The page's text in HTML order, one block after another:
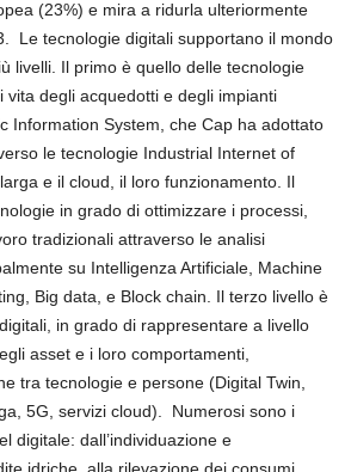
(23%) e mira a ridurla ulteriormente
Le tecnologie digitali supportano il mondo
livelli. Il primo è quello delle tecnologie
vita degli acquedotti e degli impianti
Information System, che Cap ha adottato
le tecnologie Industrial Internet of
e il cloud, il loro funzionamento. Il
in grado di ottimizzare i processi,
tradizionali attraverso le analisi
su Intelligenza Artificiale, Machine
Big data, e Block chain. Il terzo livello è
in grado di rappresentare a livello
asset e i loro comportamenti,
tra tecnologie e persone (Digital Twin,
5G, servizi cloud). Numerosi sono i
digitale: dall’individuazione e